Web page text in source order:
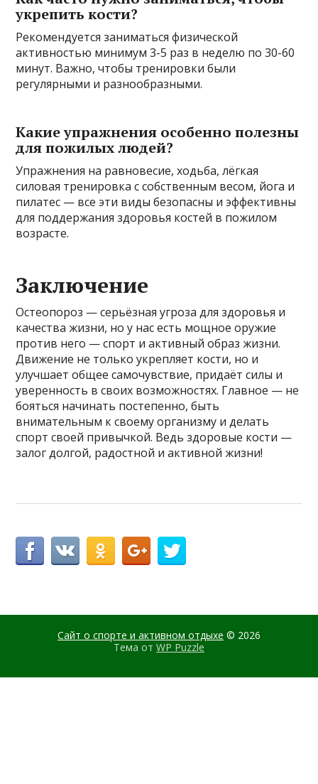
укрепить кости?
Рекомендуется заниматься физической
активностью минимум 3-5 раз в неделю по 30-60
минут. Важно, чтобы тренировки были
регулярными и разнообразными.
Какие упражнения особенно полезны
для пожилых людей?
Упражнения на равновесие, ходьба, лёгкая
силовая тренировка с собственным весом, йога и
пилатес — все эти виды безопасны и эффективны
для поддержания здоровья костей в пожилом
возрасте.
Заключение
Остеопороз — серьёзная угроза для здоровья и
качества жизни, но у нас есть мощное оружие
против него — спорт и активный образ жизни.
Движение не только укрепляет кости, но и
улучшает общее самочувствие, придаёт силы и
уверенность в своих возможностях. Главное — не
бояться начинать постепенно, быть
внимательным к своему организму и делать
спорт своей привычкой. Ведь здоровые кости —
залог долгой, радостной и активной жизни!
Сайт о спорте и активном отдыхе © 2026
Тема от WP Puzzle